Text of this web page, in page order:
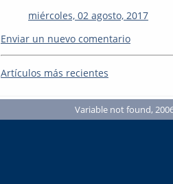
miércoles, 02 agosto, 2017
Enviar un nuevo comentario
Artículos más recientes
Variable not found,